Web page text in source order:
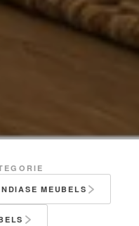
MEUBELS